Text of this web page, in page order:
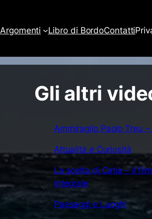
Argomenti Libro di BordoContatti
Gli altri
Ammiraglio Paolo Treu
Attualità e Curiosità
La scelta di Catia – Il
integrale
Paesaggi e Luoghi